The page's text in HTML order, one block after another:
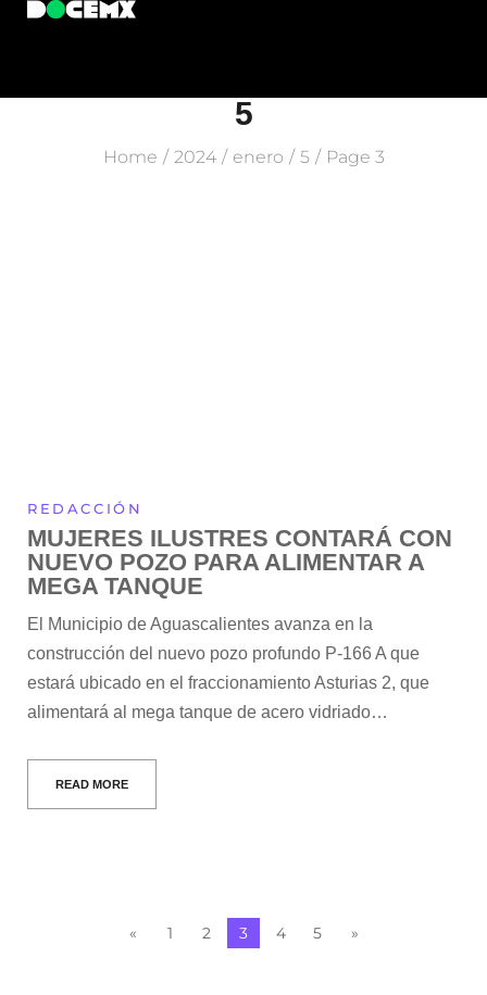
5
Home / 2024 / enero / 5 / Page 3
REDACCIÓN
MUJERES ILUSTRES CONTARÁ CON
NUEVO POZO PARA ALIMENTAR A
MEGA TANQUE
El Municipio de Aguascalientes avanza en la
construcción del nuevo pozo profundo P-166 A que
estará ubicado en el fraccionamiento Asturias 2, que
alimentará al mega tanque de acero vidriado…
READ MORE
« 1 2 3 4 5 »